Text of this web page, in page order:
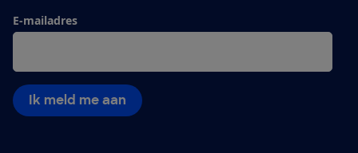
E-mailadres
Ik meld me aan